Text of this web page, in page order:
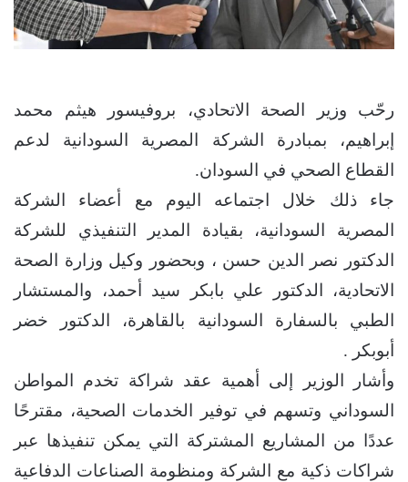
رحّب وزير الصحة الاتحادي، بروفيسور هيثم محمد
إبراهيم، بمبادرة الشركة المصرية السودانية لدعم
القطاع الصحي في السودان.
جاء ذلك خلال اجتماعه اليوم مع أعضاء الشركة
المصرية السودانية، بقيادة المدير التنفيذي للشركة
الدكتور نصر الدين حسن ، وبحضور وكيل وزارة الصحة
الاتحادية، الدكتور علي بابكر سيد أحمد، والمستشار
الطبي بالسفارة السودانية بالقاهرة، الدكتور خضر
أبوبكر .
وأشار الوزير إلى أهمية عقد شراكة تخدم المواطن
السوداني وتسهم في توفير الخدمات الصحية، مقترحًا
عددًا من المشاريع المشتركة التي يمكن تنفيذها عبر
شراكات ذكية مع الشركة ومنظومة الصناعات الدفاعية